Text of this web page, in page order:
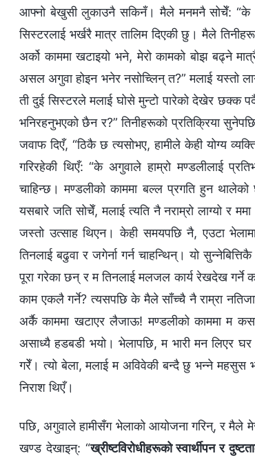
आफ्नो बेखुसी लुकाउनै सकिनँ। मैले मनमनै सोचेँ: “के
सिस्टरलाई भर्खरै मात्र तालिम दिएकी छु। मैले
अर्को काममा खटाइयो भने, मेरो कामको बोझ बढ्ने
असल अगुवा होइन भनेर नसोच्लिन् त?” मलाई यस्तो
ती दुई सिस्टरले मलाई घोसे मुन्टो पारेको देखेर छक्‍क
भनिरहनुभएको छैन र?” तिनीहरूको प्रतिक्रिया
जवाफ दिएँ, “ठिकै छ त्यसोभए, हामीले केही योग्य
गरिरहेकी थिएँ: “के अगुवाले हाम्रो मण्डलीलाई
चाहिन्छ। मण्डलीको काममा बल्‍ल प्रगति हुन
यसबारे जति सोचेँ, मलाई त्यति नै नराम्रो लाग्यो र
जस्तो उत्साह थिएन। केही समयपछि नै, एउटा
तिनलाई बढुवा र जगेर्ना गर्न चाहन्थिन्। यो
पूरा गरेका छन् र म तिनलाई मलजल कार्य रेखदेख गर्ने
काम एकलै गर्ने? त्यसपछि के मैले साँच्‍चै नै राम्रा
अर्कै काममा खटाएर लैजाऊ! मण्डलीको काममा म
असाध्यै हडबडी भयो। भेलापछि, म भारी मन लिएर
गरेँ। त्यो बेला, मलाई म अविवेकी बन्दै छु भन्‍ने
निराश थिएँ।
पछि, अगुवाले हामीसँग भेलाको आयोजना गरिन्, र मैले
खण्ड देखाइन्: “ख्रीष्टविरोधीहरूको स्वार्थीपन र